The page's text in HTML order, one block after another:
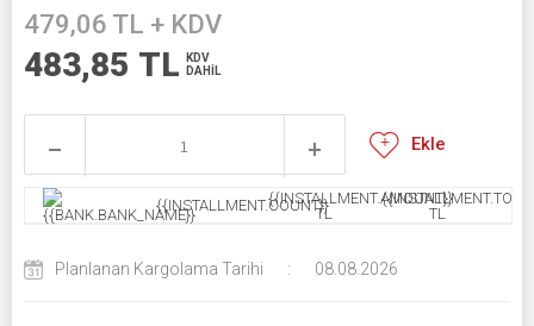
479,06 TL + KDV
483,85 TL
KDV
DAHİL
Ekle
{{INSTALLMENT.COUNT}}{{INSTALLMENT.AMOUNT}}
TL
TL
Planlanan Kargolama Tarihi : 08.08.2026